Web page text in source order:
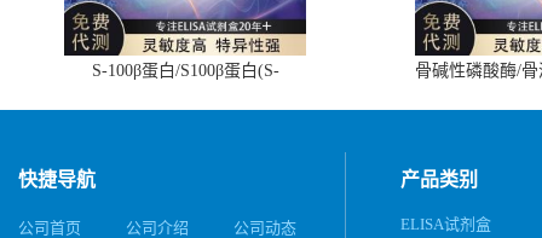
S-100β蛋白/S100β蛋白(S-
骨碱性磷酸酶/
快捷导航
公司首页 公司介绍 公司动态
产品类别
ELISA试剂盒